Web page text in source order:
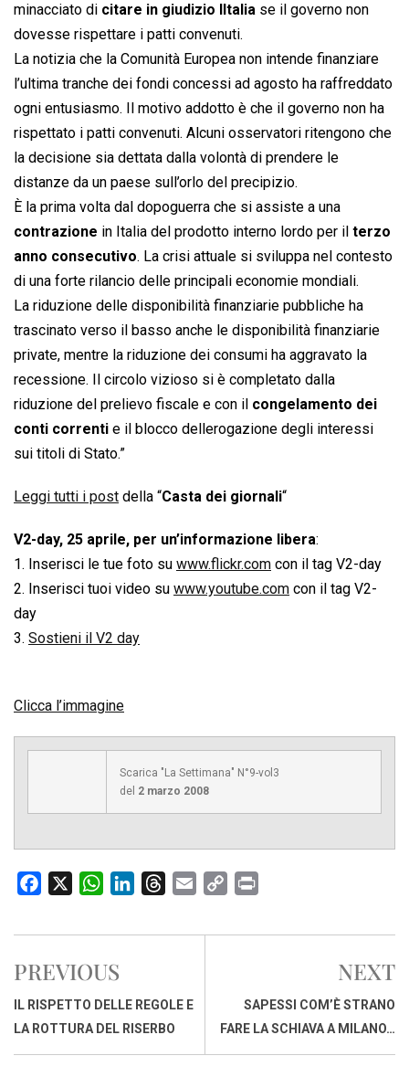
minacciato di citare in giudizio lItalia se il governo non
dovesse rispettare i patti convenuti.
La notizia che la Comunità Europea non intende finanziare
l’ultima tranche dei fondi concessi ad agosto ha raffreddato
ogni entusiasmo. Il motivo addotto è che il governo non ha
rispettato i patti convenuti. Alcuni osservatori ritengono che
la decisione sia dettata dalla volontà di prendere le
distanze da un paese sull’orlo del precipizio.
È la prima volta dal dopoguerra che si assiste a una
contrazione in Italia del prodotto interno lordo per il terzo
anno consecutivo. La crisi attuale si sviluppa nel contesto
di una forte rilancio delle principali economie mondiali.
La riduzione delle disponibilità finanziarie pubbliche ha
trascinato verso il basso anche le disponibilità finanziarie
private, mentre la riduzione dei consumi ha aggravato la
recessione. Il circolo vizioso si è completato dalla
riduzione del prelievo fiscale e con il congelamento dei
conti correnti e il blocco dellerogazione degli interessi
sui titoli di Stato.”
Leggi tutti i post della “Casta dei giornali“
V2-day, 25 aprile, per un’informazione libera:
1. Inserisci le tue foto su www.flickr.com con il tag V2-day
2. Inserisci tuoi video su www.youtube.com con il tag V2-
day
3. Sostieni il V2 day
Clicca l’immagine
Scarica "La Settimana" N°9-vol3
del 2 marzo 2008
c
b
o
o
W
a
s
A
p
n
d
I
r
d
s
a
p
n
i
PREVIOUS
IL RISPETTO DELLE REGOLE E
LA ROTTURA DEL RISERBO
NEXT
SAPESSI COM’È STRANO
FARE LA SCHIAVA A MILANO…